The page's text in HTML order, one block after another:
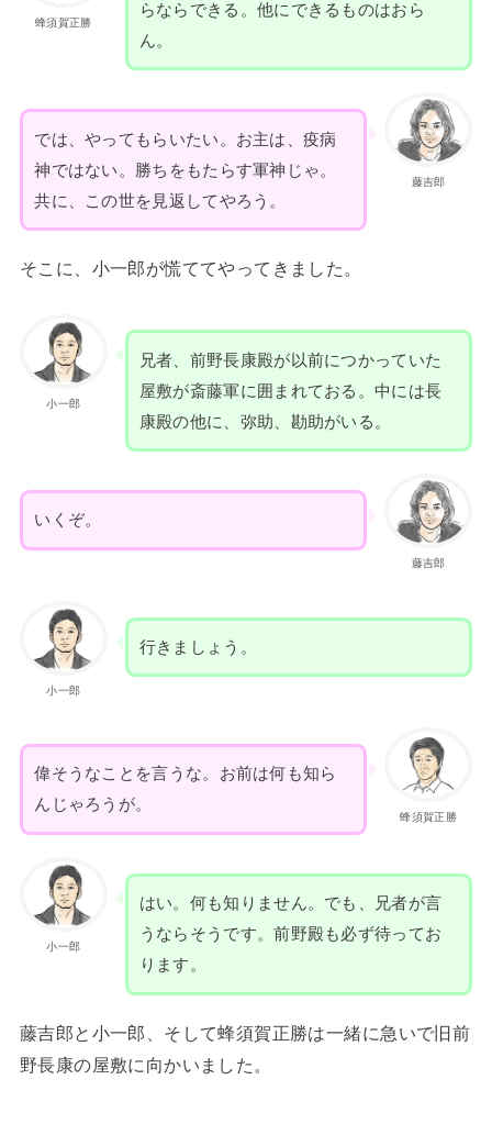
蜂須賀正勝
らならできる。他にできるものはおら
ん。
藤吉郎
では、やってもらいたい。お主は、疫病
神ではない。勝ちをもたらす軍神じゃ。
共に、この世を見返してやろう。
そこに、小一郎が慌ててやってきました。
小一郎
兄者、前野長康殿が以前につかっていた
屋敷が斎藤軍に囲まれておる。中には長
康殿の他に、弥助、勘助がいる。
藤吉郎
いくぞ。
小一郎
行きましょう。
蜂須賀正勝
偉そうなことを言うな。お前は何も知ら
んじゃろうが。
小一郎
はい。何も知りません。でも、兄者が言
うならそうです。前野殿も必ず待ってお
ります。
藤吉郎と小一郎、そして蜂須賀正勝は一緒に急いで旧前
野長康の屋敷に向かいました。